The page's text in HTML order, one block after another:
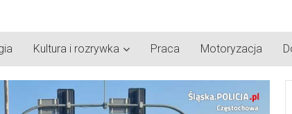
Kultura i rozrywka Praca Motoryzacja